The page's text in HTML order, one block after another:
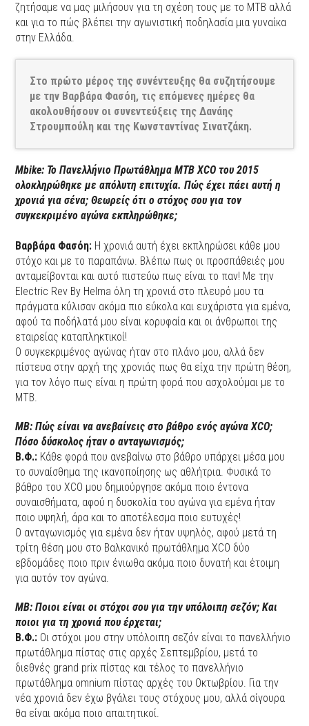
ζητήσαμε να μας μιλήσουν για τη σχέση τους με το ΜΤΒ αλλά
και για το πώς βλέπει την αγωνιστική ποδηλασία μια γυναίκα
στην Ελλάδα.
Στο πρώτο μέρος της συνέντευξης θα συζητήσουμε
με την Βαρβάρα Φασόη, τις επόμενες ημέρες θα
ακολουθήσουν οι συνεντεύξεις της Δανάης
Στρουμπούλη και της Κωνσταντίνας Σινατζάκη.
Mbike: Το Πανελλήνιο Πρωτάθλημα MTB XCO του 2015
ολοκληρώθηκε με απόλυτη επιτυχία. Πώς έχει πάει αυτή η
χρονιά για σένα; Θεωρείς ότι ο στόχος σου για τον
συγκεκριμένο αγώνα εκπληρώθηκε;
Βαρβάρα Φασόη: Η χρονιά αυτή έχει εκπληρώσει κάθε μου
στόχο και με το παραπάνω. Βλέπω πως οι προσπάθειές μου
ανταμείβονται και αυτό πιστεύω πως είναι το παν! Με την
Electric Rev By Helma όλη τη χρονιά στο πλευρό μου τα
πράγματα κύλισαν ακόμα πιο εύκολα και ευχάριστα για εμένα,
αφού τα ποδήλατά μου είναι κορυφαία και οι άνθρωποι της
εταιρείας καταπληκτικοί!
Ο συγκεκριμένος αγώνας ήταν στο πλάνο μου, αλλά δεν
πίστευα στην αρχή της χρονιάς πως θα είχα την πρώτη θέση,
για τον λόγο πως είναι η πρώτη φορά που ασχολούμαι με το
MTB.
ΜΒ: Πώς είναι να ανεβαίνεις στο βάθρο ενός αγώνα XCO;
Πόσο δύσκολος ήταν ο ανταγωνισμός;
Β.Φ.: Κάθε φορά που ανεβαίνω στο βάθρο υπάρχει μέσα μου
το συναίσθημα της ικανοποίησης ως αθλήτρια. Φυσικά το
βάθρο του XCO μου δημιούργησε ακόμα ποιο έντονα
συναισθήματα, αφού η δυσκολία του αγώνα για εμένα ήταν
ποιο υψηλή, άρα και το αποτέλεσμα ποιο ευτυχές!
Ο ανταγωνισμός για εμένα δεν ήταν υψηλός, αφού μετά τη
τρίτη θέση μου στο Βαλκανικό πρωτάθλημα XCO δύο
εβδομάδες ποιο πριν ένιωθα ακόμα ποιο δυνατή και έτοιμη
για αυτόν τον αγώνα.
ΜΒ: Ποιοι είναι οι στόχοι σου για την υπόλοιπη σεζόν; Και
ποιοι για τη χρονιά που έρχεται;
Β.Φ.: Οι στόχοι μου στην υπόλοιπη σεζόν είναι το πανελλήνιο
πρωτάθλημα πίστας στις αρχές Σεπτεμβρίου, μετά το
διεθνές grand prix πίστας και τέλος το πανελλήνιο
πρωτάθλημα omnium πίστας αρχές του Οκτωβρίου. Για την
νέα χρονιά δεν έχω βγάλει τους στόχους μου, αλλά σίγουρα
θα είναι ακόμα ποιο απαιτητικοί.